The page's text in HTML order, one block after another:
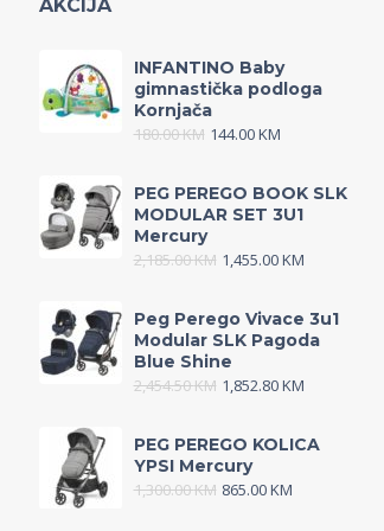
AKCIJA
INFANTINO Baby
gimnastička podloga
Kornjača
180.00KM 144.00KM
PEG PEREGO BOOK SLK
MODULAR SET 3U1
Mercury
2,185.00KM 1,455.00KM
Peg Perego Vivace 3u1
Modular SLK Pagoda
Blue Shine
2,454.50KM 1,852.80KM
PEG PEREGO KOLICA
YPSI Mercury
1,300.00KM 865.00KM